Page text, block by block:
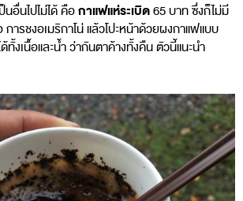
นอื่นไปไม่ได้ คือกาแฟแห่ระเบิด65 บาท ซึ่งก็ไม่มี
ารชงอเมริกาโน่ แล้วโปะหน้าด้วยผงกาแฟแบบ
ทั้งเนื้อและน้ำ ว่ากันตาค้างทั้งคืน ตัวนี้แนะนำ